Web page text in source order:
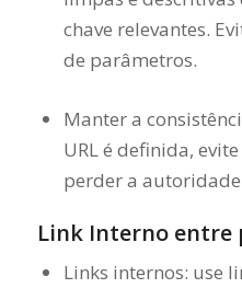
chave relevantes.
de parâmetros.
Manter a
URL é definida,
perder a
Link Interno entre
Links internos: use